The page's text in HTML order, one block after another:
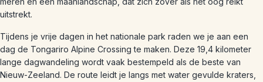
uitstrekt.
Tijdens je vrije dagen in het nationale park raden we je aan een
dag de Tongariro Alpine Crossing te maken. Deze 19,4 kilometer
lange dagwandeling wordt vaak bestempeld als de beste van
Nieuw-Zeeland. De route leidt je langs met water gevulde kraters,